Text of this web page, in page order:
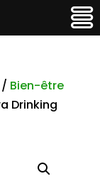
/ Bien-être
Drinking